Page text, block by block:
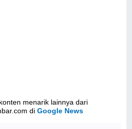
menarik lainnya dari
diGoogle News